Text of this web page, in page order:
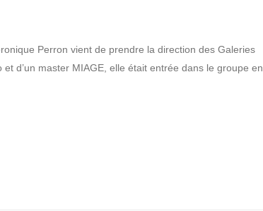
Perron vient de prendre la direction des Galeries
d’un master MIAGE, elle était entrée dans le groupe en